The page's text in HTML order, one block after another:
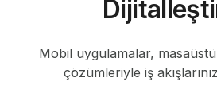
Mobil uygulamalar,
çözümleriyle iş